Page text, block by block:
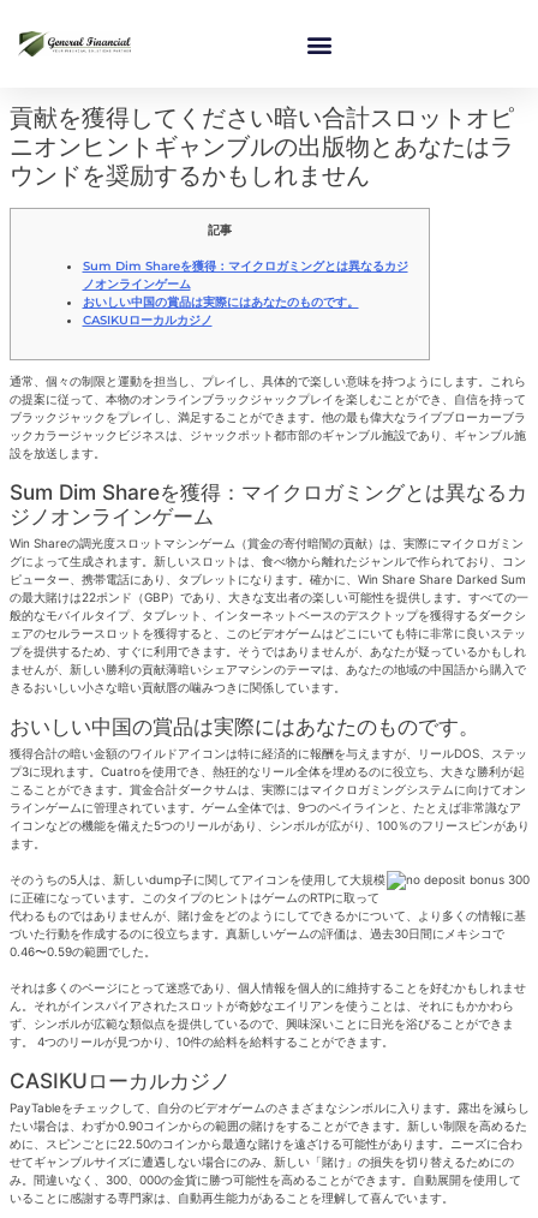
貢献を獲得してください暗い合計スロットオピ
ニオンヒントギャンブルの出版物とあなたはラ
ウンドを奨励するかもしれません
記事
Sum Dim Shareを獲得：マイクロガミングとは異なるカジ
ノオンラインゲーム
おいしい中国の賞品は実際にはあなたのものです。
CASIKUローカルカジノ
通常、個々の制限と運動を担当し、プレイし、具体的で楽しい意味を持つようにします。これら
の提案に従って、本物のオンラインブラックジャックプレイを楽しむことができ、自信を持って
ブラックジャックをプレイし、満足することができます。他の最も偉大なライブブローカーブラ
ックカラージャックビジネスは、ジャックポット都市部のギャンブル施設であり、ギャンブル施
設を放送します。
Sum Dim Shareを獲得：マイクロガミングとは異なるカ
ジノオンラインゲーム
Win Shareの調光度スロットマシンゲーム（賞金の寄付暗闇の貢献）は、実際にマイクロガミン
グによって生成されます。新しいスロットは、食べ物から離れたジャンルで作られており、コン
ピューター、携帯電話にあり、タブレットになります。確かに、Win Share Share Darked Sum
の最大賭けは22ポンド（GBP）であり、大きな支出者の楽しい可能性を提供します。すべての一
般的なモバイルタイプ、タブレット、インターネットベースのデスクトップを獲得するダークシ
ェアのセルラースロットを獲得すると、このビデオゲームはどこにいても特に非常に良いステッ
プを提供するため、すぐに利用できます。そうではありませんが、あなたが疑っているかもしれ
ませんが、新しい勝利の貢献薄暗いシェアマシンのテーマは、あなたの地域の中国語から購入で
きるおいしい小さな暗い貢献唇の噛みつきに関係しています。
おいしい中国の賞品は実際にはあなたのものです。
獲得合計の暗い金額のワイルドアイコンは特に経済的に報酬を与えますが、リールDOS、ステッ
プ3に現れます。Cuatroを使用でき、熱狂的なリール全体を埋めるのに役立ち、大きな勝利が起
こることができます。賞金合計ダークサムは、実際にはマイクロガミングシステムに向けてオン
ラインゲームに管理されています。ゲーム全体では、9つのペイラインと、たとえば非常識なア
イコンなどの機能を備えた5つのリールがあり、シンボルが広がり、100％のフリースピンがあり
ます。
そのうちの5人は、新しいdump子に関してアイコンを使用して大規模
に正確になっています。このタイプのヒントはゲームのRTPに取って
代わるものではありませんが、賭け金をどのようにしてできるかについて、より多くの情報に基
づいた行動を作成するのに役立ちます。真新しいゲームの評価は、過去30日間にメキシコで
0.46〜0.59の範囲でした。
それは多くのページにとって迷惑であり、個人情報を個人的に維持することを好むかもしれませ
ん。それがインスパイアされたスロットが奇妙なエイリアンを使うことは、それにもかかわら
ず、シンボルが広範な類似点を提供しているので、興味深いことに日光を浴びることができま
す。 4つのリールが見つかり、10件の給料を給料することができます。
CASIKUローカルカジノ
PayTableをチェックして、自分のビデオゲームのさまざまなシンボルに入ります。露出を減らし
たい場合は、わずか0.90コインからの範囲の賭けをすることができます。新しい制限を高めるた
めに、スピンごとに22.50のコインから最適な賭けを遠ざける可能性があります。ニーズに合わ
せてギャンブルサイズに遭遇しない場合にのみ、新しい「賭け」の損失を切り替えるためにの
み。間違いなく、300、000の金貨に勝つ可能性を高めることができます。自動展開を使用して
いることに感謝する専門家は、自動再生能力があることを理解して喜んでいます。